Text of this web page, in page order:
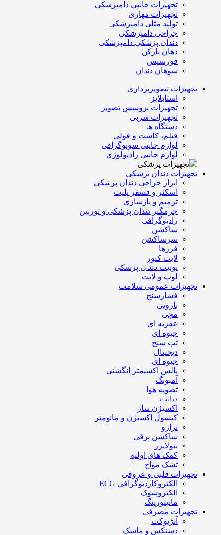
تجهیزات جانبی دامپزشکی
تجهیزات مهاری
تولید مثلی دامپزشکی
جراحی دامپزشکی
دندان پزشکی دامپزشکی
دهان بازکن
فورسپس
سوهان دندان
تجهیزات تصویربرداری
استابلایز
تجهیزات پروسس تصویر
تجهیزات سربی
دستگاه ها
فیلم، کاست و فولی
لوازم جانبی سونوگرافی
لوازم جانبی رادیولوژی
تجهیزات دندان پزشکی
ابزار جراحی دندان پزشکی
اسکنر و فسفر پلیت
ترمیم و بازسازی
جرمگیر دندان پزشکی و توربین
رادیوگرافی
ساکشن
سرساکشن
فرزها
لایت کیور
یونیت دندان پزشکی
لوپ و لایت
تجهیزات عمومی سلامت
فشارسنج
بازویی
مچی
عقربه ای
جیوه ای
تب سنج
دیجیتال
جیوه ای
پالس اکسیمتر انگشتی
آمبوبگ
تصویه هوا
دیابت
اکسیژن ساز
کپسول اکسیژن و مانومتر
ترازو
ساکشن برقی
نبولایزر
کمک های اولیه
تشک مواج
تجهیزات قلبی و عروقی
الکتروکاردیوگرافی ECG
الکتروشوک
مانیتورینگ
تجهیزات مصرفی
آنژیوکت
دستکش و ماسک